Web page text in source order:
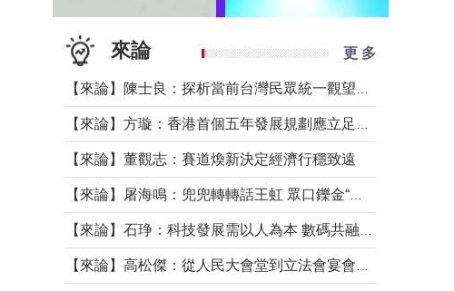
來論 更 多
【來論】董觀志：賽道煥新決定經濟行穩致遠